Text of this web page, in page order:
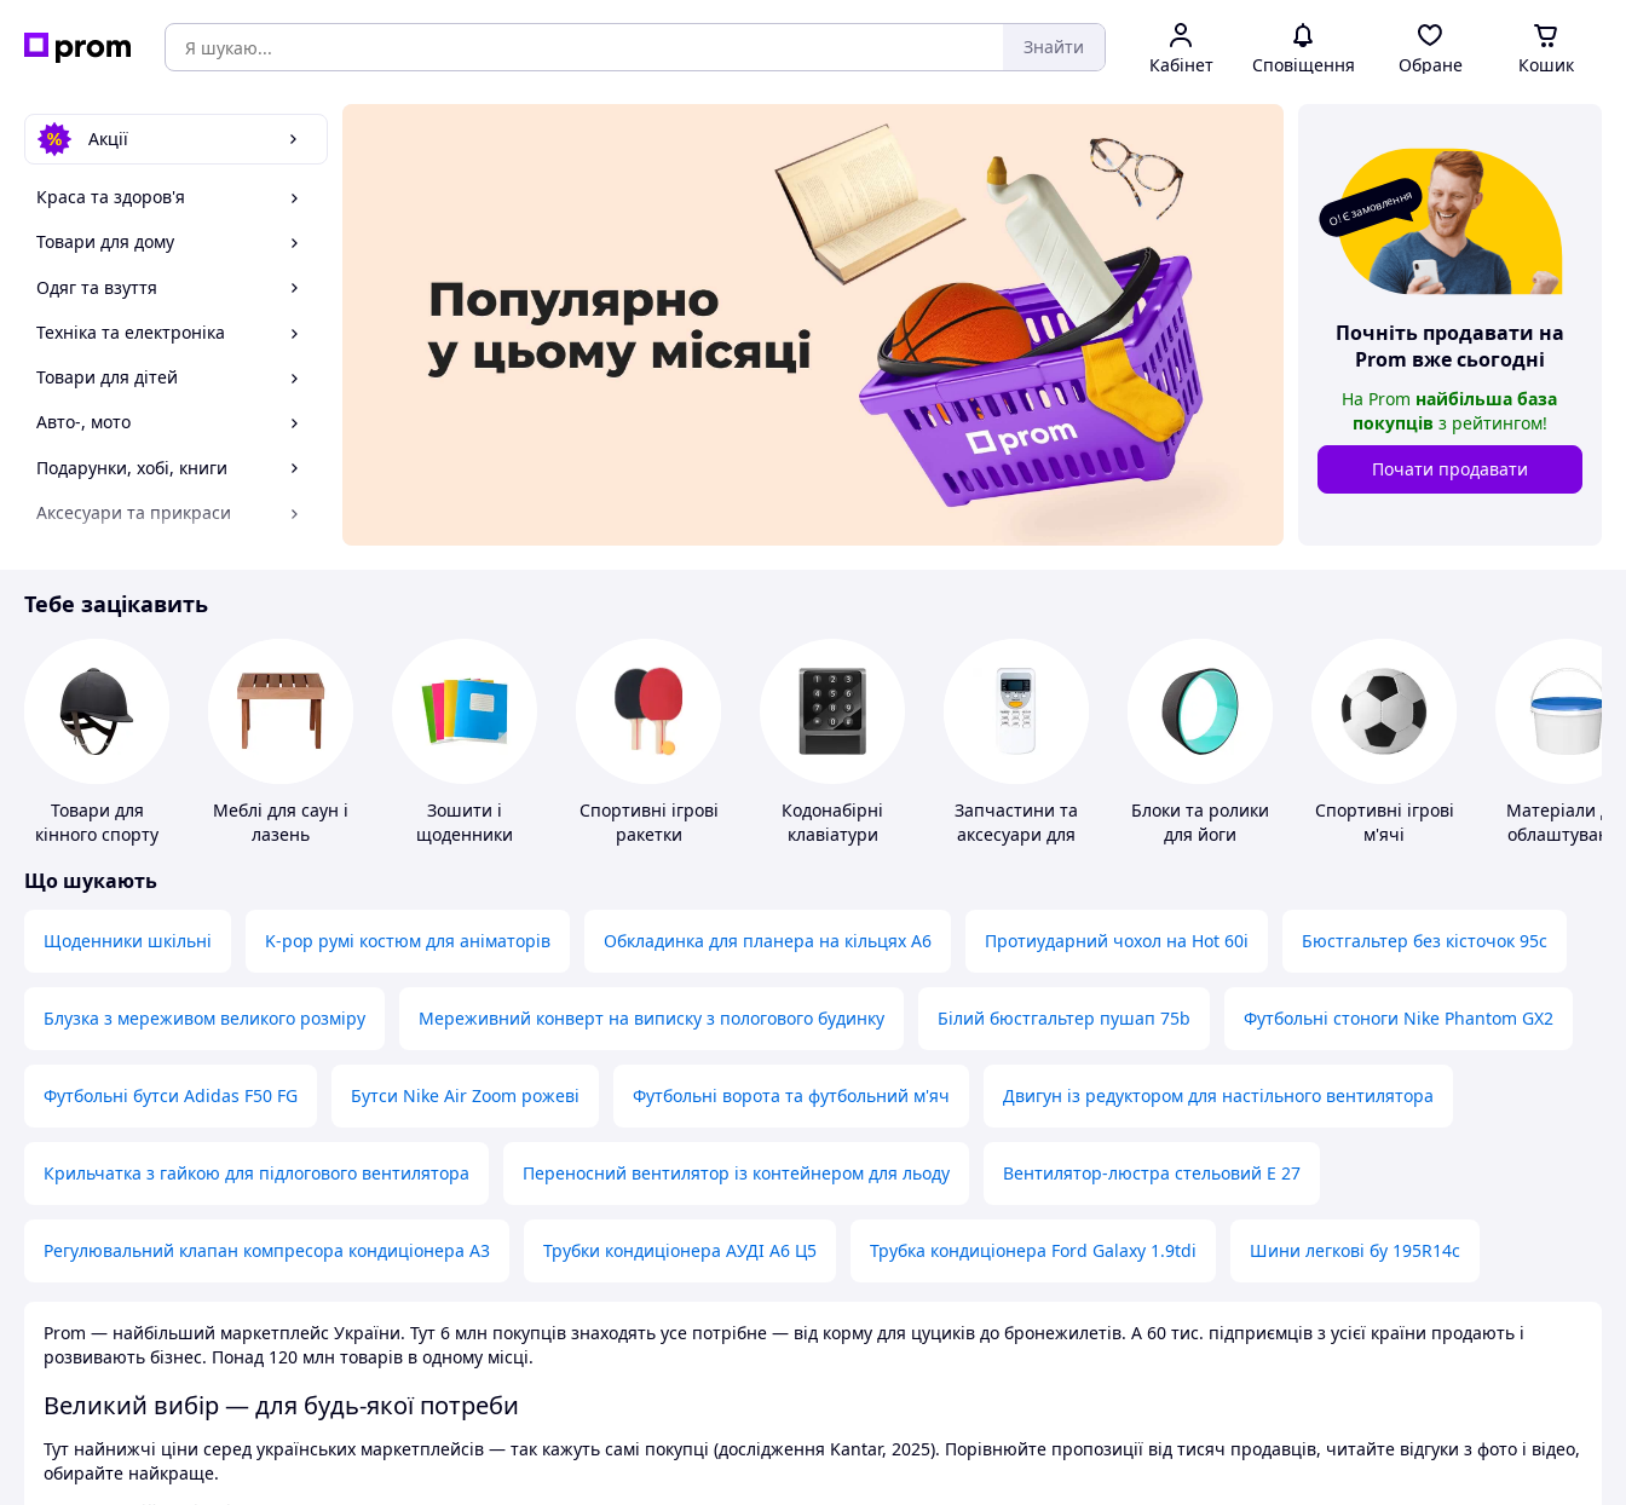
Знайти
Кабінет Сповіщення Обране Кошик
Акції
Краса та здоров'я
Товари для дому
Одяг та взуття
Техніка та електроніка
Товари для дітей
Авто-, мото
Подарунки, хобі, книги
Аксесуари та прикраси
Спорт і відпочинок
О! Є замовлення
Почніть продавати на
Prom вже сьогодні
На Prom найбільша база
покупців з рейтингом!
Почати продавати
Тебе зацікавить
Товари для
кінного спорту
Меблі для саун і
лазень
Зошити і
щоденники
Спортивні ігрові
ракетки
Кодонабірні
клавіатури
Запчастини та
аксесуари для
Блоки та ролики
для йоги
Спортивні ігрові
м'ячі
Матеріали
Що шукають
Щоденники шкільні K-pop румі костюм для аніматорів Обкладинка для планера на кільцях А6 Протиударний чохол на Hot 60i Бюстгальтер без кісточок 95с
Блузка з мереживом великого розміру Мереживний конверт на виписку з пологового будинку Білий бюстгальтер пушап 75b Футбольні стоноги Nike Phantom GX2
Футбольні бутси Adidas F50 FG Бутси Nike Air Zoom рожеві Футбольні ворота та футбольний м'яч Двигун із редуктором для настільного вентилятора
Крильчатка з гайкою для підлогового вентилятора Переносний вентилятор із контейнером для льоду Вентилятор-люстра стельовий E 27
Регулювальний клапан компресора кондиціонера А3 Трубки кондиціонера АУДІ А6 Ц5 Трубка кондиціонера Ford Galaxy 1.9tdi Шини легкові бу 195R14c
Prom — найбільший маркетплейс України. Тут 6 млн покупців знаходять усе потрібне — від корму для цуциків до бронежилетів. А 60 тис. підприємців з усієї країни продають і
розвивають бізнес. Понад 120 млн товарів в одному місці.
Великий вибір — для будь-якої потреби
Тут найнижчі ціни серед українських маркетплейсів — так кажуть самі покупці (дослідження Kantar, 2025). Порівнюйте пропозиції від тисяч продавців, читайте відгуки з фото і відео,
обирайте найкраще.